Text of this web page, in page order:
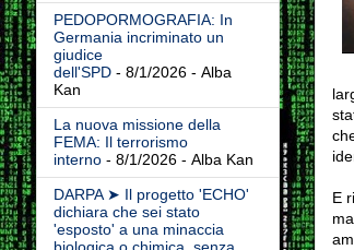
E
PEDOPORMOGRAFIA: In
Germania incriminato un
giudice
dell'SPD- 8/1/2026- Alba
Kan
La nuova missione della
FEMA: Il terrorismo
interno- 8/1/2026- Alba Kan
DARPA ➤ Il progetto 'ECHO'
dichiara che sei stato
'esposto' a una minaccia